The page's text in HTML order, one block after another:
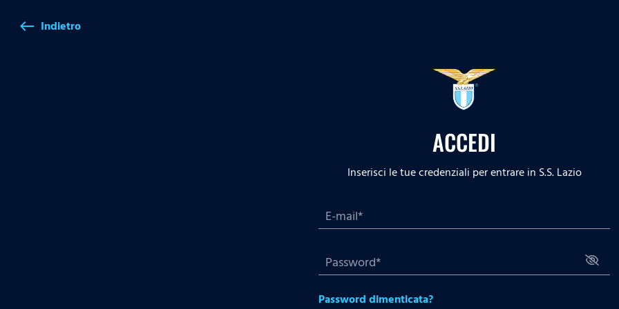
west Indietro
ACCEDI
Inserisci le tue credenziali per entrare in S.S. Lazio
Password dimenticata?